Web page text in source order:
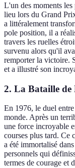
L'un des moments
lieu lors du Grand
a littéralement
pole position, il a
travers les ruelles
survenu alors qu'il
remporter la victoire.
et a illustré son
2. La Bataille
En 1976, le duel entre
monde. Après un
une force incroyable
courses plus tard. Ce
a été immortalisé
personnels qui
termes de courage et